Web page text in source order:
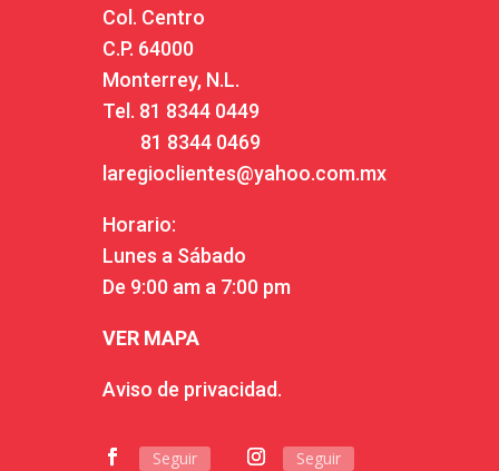
Col. Centro
C.P. 64000
Monterrey, N.L.
Tel. 81 8344 0449
81 8344 0469
laregioclientes@yahoo.com.mx
Horario:
Lunes a Sábado
De 9:00 am a 7:00 pm
VER MAPA
Aviso de privacidad.
Seguir Seguir